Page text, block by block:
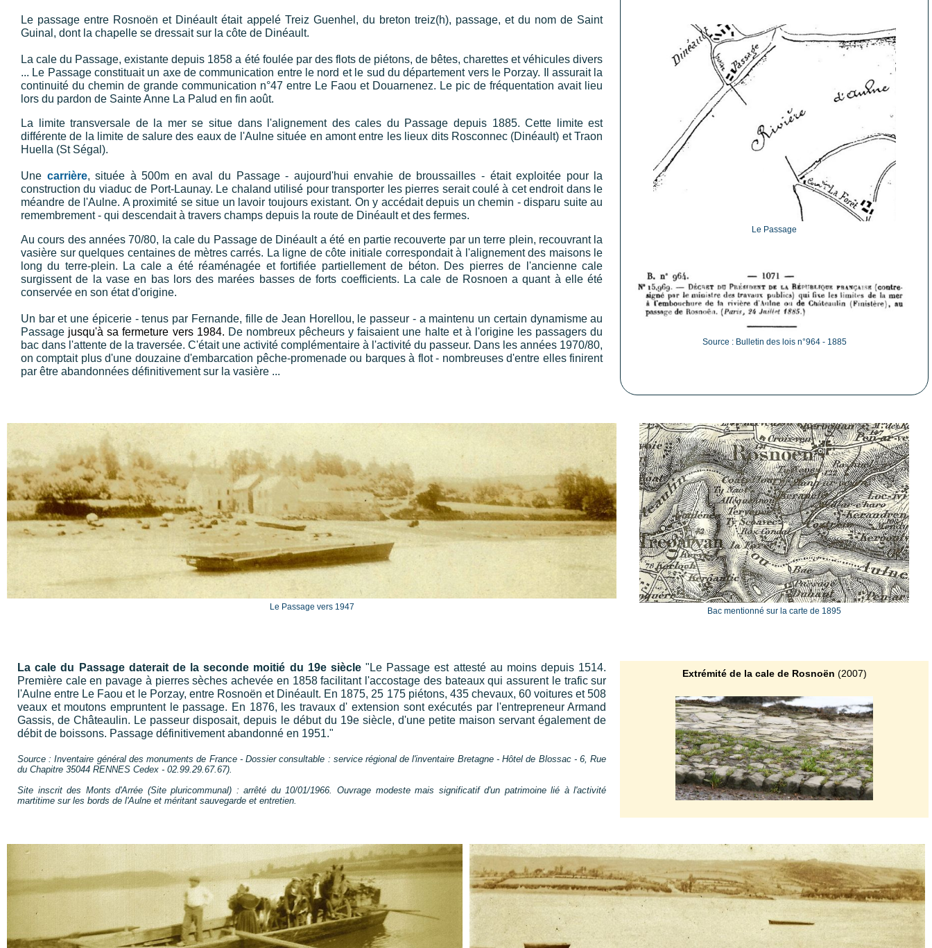
Le passage entre Rosnoën et Dinéault était appelé Treiz Guenhel, du breton treiz(h), passage, et du nom de Saint
Guinal, dont la chapelle se dressait sur la côte de Dinéault.
La cale du Passage, existante depuis 1858 a été foulée par des flots de piétons, de bêtes, charettes et véhicules divers
... Le Passage constituait un axe de communication entre le nord et le sud du département vers le Porzay. Il assurait la
continuité du chemin de grande communication n°47 entre Le Faou et Douarnenez. Le pic de fréquentation avait lieu
lors du pardon de Sainte Anne La Palud en fin août.
La limite transversale de la mer se situe dans l'alignement des cales du Passage depuis 1885. Cette limite est
différente de la limite de salure des eaux de l'Aulne située en amont entre les lieux dits Rosconnec (Dinéault) et Traon
Huella (St Ségal).
Une carrière, située à 500m en aval du Passage - aujourd'hui envahie de broussailles - était exploitée pour la
construction du viaduc de Port-Launay. Le chaland utilisé pour transporter les pierres serait coulé à cet endroit dans le
méandre de l'Aulne. A proximité se situe un lavoir toujours existant. On y accédait depuis un chemin - disparu suite au
remembrement - qui descendait à travers champs depuis la route de Dinéault et des fermes.
Au cours des années 70/80, la cale du Passage de Dinéault a été en partie recouverte par un terre plein, recouvrant la
vasière sur quelques centaines de mètres carrés. La ligne de côte initiale correspondait à l'alignement des maisons le
long du terre-plein. La cale a été réaménagée et fortifiée partiellement de béton. Des pierres de l'ancienne cale
surgissent de la vase en bas lors des marées basses de forts coefficients. La cale de Rosnoen a quant à elle été
conservée en son état d'origine.
Un bar et une épicerie - tenus par Fernande, fille de Jean Horellou, le passeur - a maintenu un certain dynamisme au
Passage jusqu'à sa fermeture vers 1984. De nombreux pêcheurs y faisaient une halte et à l'origine les passagers du
bac dans l'attente de la traversée. C'était une activité complémentaire à l'activité du passeur. Dans les années 1970/80,
on comptait plus d'une douzaine d'embarcation pêche-promenade ou barques à flot - nombreuses d'entre elles finirent
par être abandonnées définitivement sur la vasière ...
Le Passage
Source : Bulletin des lois n°964 - 1885
Le Passage vers 1947 Bac mentionné sur la carte de 1895
La cale du Passage daterait de la seconde moitié du 19e siècle"Le Passage est attesté au moins depuis 1514.
Première cale en pavage à pierres sèches achevée en 1858 facilitant l'accostage des bateaux qui assurent le trafic sur
l'Aulne entre Le Faou et le Porzay, entre Rosnoën et Dinéault. En 1875, 25 175 piétons, 435 chevaux, 60 voitures et 508
veaux et moutons empruntent le passage. En 1876, les travaux d' extension sont exécutés par l'entrepreneur Armand
Gassis, de Châteaulin. Le passeur disposait, depuis le début du 19e siècle, d'une petite maison servant également de
débit de boissons. Passage définitivement abandonné en 1951."
Source : Inventaire général des monuments de France - Dossier consultable : service régional de l'inventaire Bretagne - Hôtel de Blossac - 6, Rue
du Chapitre 35044 RENNES Cedex - 02.99.29.67.67).
Site inscrit des Monts d'Arrée (Site pluricommunal) : arrêté du 10/01/1966. Ouvrage modeste mais significatif d'un patrimoine lié à l'activité
martitime sur les bords de l'Aulne et méritant sauvegarde et entretien.
Extrémité de la cale de Rosnoën (2007)